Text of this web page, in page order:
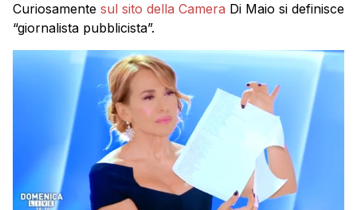
Curiosamente sul sito della Camera Di Maio si definisce
“giornalista pubblicista”.